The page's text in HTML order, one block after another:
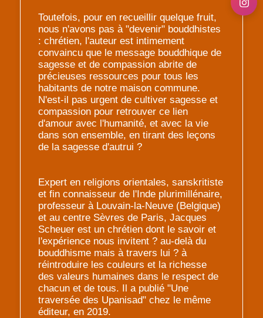
Toutefois, pour en recueillir quelque fruit,
nous n'avons pas à "devenir" bouddhistes
: chrétien, l'auteur est intimement
convaincu que le message bouddhique de
sagesse et de compassion abrite de
précieuses ressources pour tous les
habitants de notre maison commune.
N'est-il pas urgent de cultiver sagesse et
compassion pour retrouver ce lien
d'amour avec l'humanité, et avec la vie
dans son ensemble, en tirant des leçons
de la sagesse d'autrui ?
Expert en religions orientales, sanskritiste
et fin connaisseur de l'Inde plurimillénaire,
professeur à Louvain-la-Neuve (Belgique)
et au centre Sèvres de Paris, Jacques
Scheuer est un chrétien dont le savoir et
l'expérience nous invitent ? au-delà du
bouddhisme mais à travers lui ? à
réintroduire les couleurs et la richesse
des valeurs humaines dans le respect de
chacun et de tous. Il a publié "Une
traversée des Upanisad" chez le même
éditeur, en 2019.